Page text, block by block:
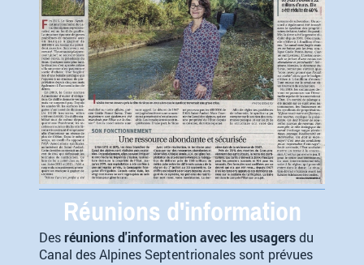
Réunions d'information
Desréunions d'information avec les usagersdu
Canal des Alpines Septentrionales sont prévues